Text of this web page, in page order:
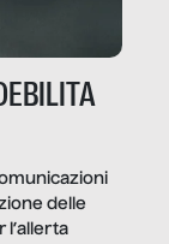
delle
l’allerta